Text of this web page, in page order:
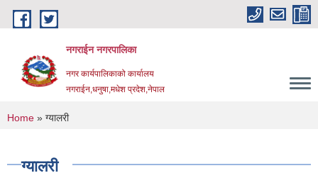
Skip to main content
नगराईन नगरपालिका
नगर कार्यपालिकाको कार्यालय
नगराईन,धनुषा,मधेश प्रदेश,नेपाल
You are here
Home » ग्यालरी
ग्यालरी